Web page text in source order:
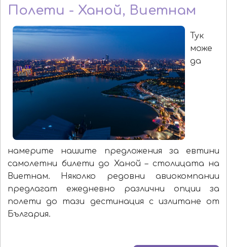
Полети - Ханой, Виетнам
Тук
може
да
намерите нашите предложения за евтини
самолетни билети до Ханой – столицата на
Виетнам. Няколко редовни авиокомпании
предлагат ежедневно различни опции за
полети до тази дестинация с излитане от
България.